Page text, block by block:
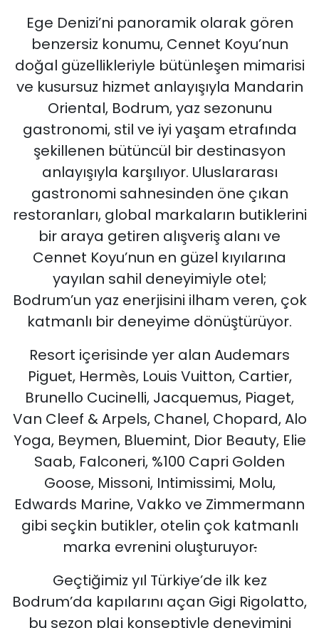
Ege Denizi’ni panoramik olarak gören
benzersiz konumu, Cennet Koyu’nun
doğal güzellikleriyle bütünleşen mimarisi
ve kusursuz hizmet anlayışıyla Mandarin
Oriental, Bodrum, yaz sezonunu
gastronomi, stil ve iyi yaşam etrafında
şekillenen bütüncül bir destinasyon
anlayışıyla karşılıyor. Uluslararası
gastronomi sahnesinden öne çıkan
restoranları, global markaların butiklerini
bir araya getiren alışveriş alanı ve
Cennet Koyu’nun en güzel kıyılarına
yayılan sahil deneyimiyle otel;
Bodrum’un yaz enerjisini ilham veren, çok
katmanlı bir deneyime dönüştürüyor.
Resort içerisinde yer alan Audemars
Piguet, Hermès, Louis Vuitton, Cartier,
Brunello Cucinelli, Jacquemus, Piaget,
Van Cleef & Arpels, Chanel, Chopard, Alo
Yoga, Beymen, Bluemint, Dior Beauty, Elie
Saab, Falconeri, %100 Capri Golden
Goose, Missoni, Intimissimi, Molu,
Edwards Marine, Vakko ve Zimmermann
gibi seçkin butikler, otelin çok katmanlı
marka evrenini oluşturuyor.
Geçtiğimiz yıl Türkiye’de ilk kez
Bodrum’da kapılarını açan Gigi Rigolatto,
bu sezon plaj konseptiyle deneyimini